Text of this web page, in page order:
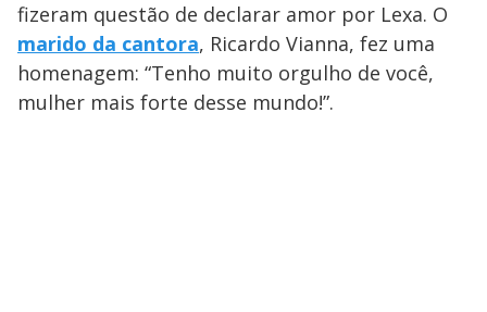
fizeram questão de declarar amor por Lexa. O
marido da cantora, Ricardo Vianna, fez uma
homenagem: “Tenho muito orgulho de você,
mulher mais forte desse mundo!”.